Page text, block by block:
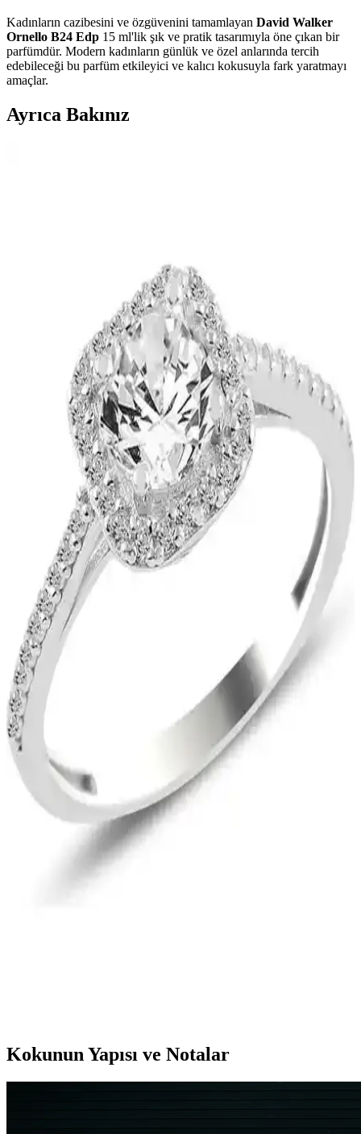
Kadınların cazibesini ve özgüvenini tamamlayan David Walker
Ornello B24 Edp 15 ml'lik şık ve pratik tasarımıyla öne çıkan bir
parfümdür. Modern kadınların günlük ve özel anlarında tercih
edebileceği bu parfüm etkileyici ve kalıcı kokusuyla fark yaratmayı
amaçlar.
Ayrıca Bakınız
Mad Sea Mist 250 ml Body Mist: Ferahlatıcı ve
Kalıcı Deniz Esintili Koku
Mad Sea Mist 250 ml, doğal aromalarla ferahlatıcı ve hafif yapısıyla
günlük kullanım için ideal, deniz esintisi ve kalıcılık sağlayan kadın
Defacto Kadın Pink Çiçeksi Meyvemsi Parfüm:
Kalıcı ve Ferah Bir Koku Deneyimi
Defacto'nun Pink Çiçeksi-Meyvemsi parfümü, hafif şekerli ve
meyvemsi notalarıyla kalıcı ve ferah bir deneyim sunar, günlük
kullanıma uygun, şık tasarımıyla öne çıkar.
Monalisa Kadın İkili Model Siyah Kahverengi
Tonlar 6'lı Set: Şıklık ve Dayanıklılık Bir Arada
Monalisa'nın siyah ve kahverengi tonlarındaki 6'lı seti, şıklık ve
fonksiyonelliği bir araya getirerek günlük ve özel günlerinizde
kullanabileceğiniz ideal saç aksesuarları sunar.
Kadınlar İçin Zarif Top Zincir Kolye: Şık ve
Dayanıklı Takı Seçenekleri
Bers Aksesuar'ın 2'li zarif top zincir kolyesi, şıklık ve dayanıklılığı
bir arada sunar. Günlük ve özel günlerde kullanıma uygun, sağlıklı
ve bakımı kolay tasarımıyla tarzınıza değer katar.
Avon Little Black Dress Kadın Parfüm Seti Kalıcı ve
Zarif Aromayla Günlük Bakım İçin Uygun
Avon'un Little Black Dress seti, kalıcı ve hafif kadınsı kokusu,
losyon ve sprey ile günlük bakımda şıklık ve konfor sunar, mini
boylarıyla her an yanınızda taşıyabilirsiniz.
Kadın Sahipli Makyaj Markalarının Ürün Çeşitliliği
ve Sosyal Anlamları Üzerine İnceleme
Kadınların kurduğu makyaj markaları, yenilikçi ürünleri ve
Kokunun Yapısı ve Notalar